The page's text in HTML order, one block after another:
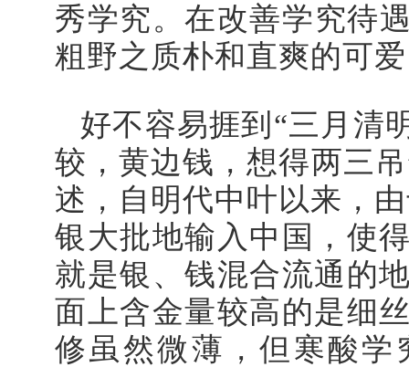
秀学究。在改善学究待
粗野之质朴和直爽的可
好不容易捱到“三月清
较，黄边钱，想得两三
述，自明代中叶以来，
银大批地输入中国，使
就是银、钱混合流通的
面上含金量较高的是细
修虽然微薄，但寒酸